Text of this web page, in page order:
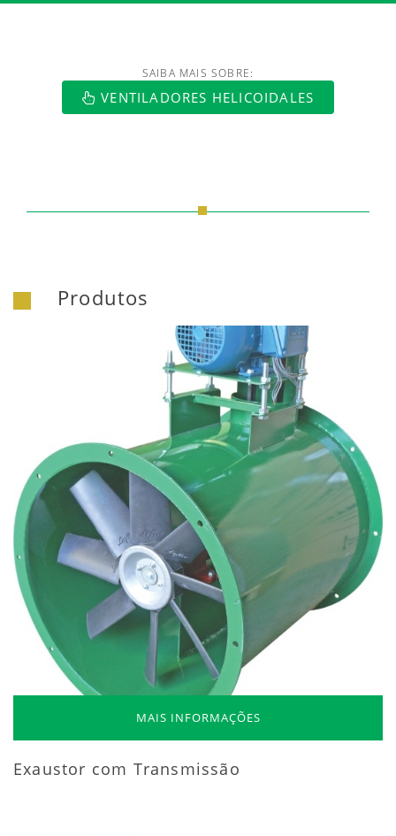
https://www.luftmaxi.com.br/
SAIBA MAIS SOBRE:
VENTILADORES HELICOIDALES
Produtos
MAIS INFORMAÇÕES
Exaustor com Transmissão